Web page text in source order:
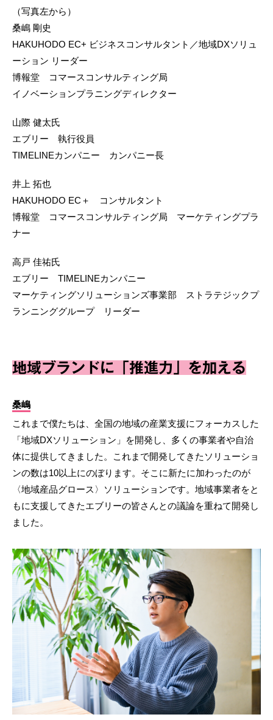
（写真左から）
桑嶋 剛史
HAKUHODO EC+ ビジネスコンサルタント／地域DXソリュ
ーション リーダー
博報堂 コマースコンサルティング局
イノベーションプラニングディレクター
山際 健太氏
エブリー 執行役員
TIMELINEカンパニー カンパニー長
井上 拓也
HAKUHODO EC＋ コンサルタント
博報堂 コマースコンサルティング局 マーケティングプラ
ナー
高戸 佳祐氏
エブリー TIMELINEカンパニー
マーケティングソリューションズ事業部 ストラテジックプ
ランニンググループ リーダー
地域ブランドに「推進力」を加える
桑嶋
これまで僕たちは、全国の地域の産業支援にフォーカスした
「地域DXソリューション」を開発し、多くの事業者や自治
体に提供してきました。これまで開発してきたソリューショ
ンの数は10以上にのぼります。そこに新たに加わったのが
〈地域産品グロース〉ソリューションです。地域事業者をと
もに支援してきたエブリーの皆さんとの議論を重ねて開発し
ました。